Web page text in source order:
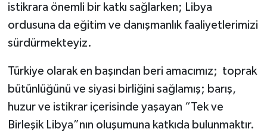
istikrara önemli bir katkı sağlarken; Libya
ordusuna da eğitim ve danışmanlık faaliyetlerimizi
sürdürmekteyiz.
Türkiye olarak en başından beri amacımız; toprak
bütünlüğünü ve siyasi birliğini sağlamış; barış,
huzur ve istikrar içerisinde yaşayan “Tek ve
Birleşik Libya”nın oluşumuna katkıda bulunmaktır.